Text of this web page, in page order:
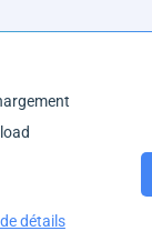
détails